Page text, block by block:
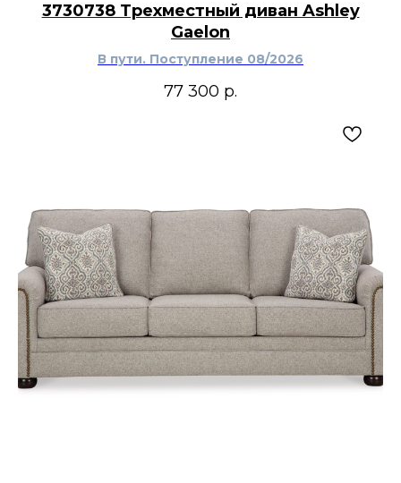
3730738 Трехместный диван Ashley
Gaelon
В пути. Поступление 08/2026
77 300 р.